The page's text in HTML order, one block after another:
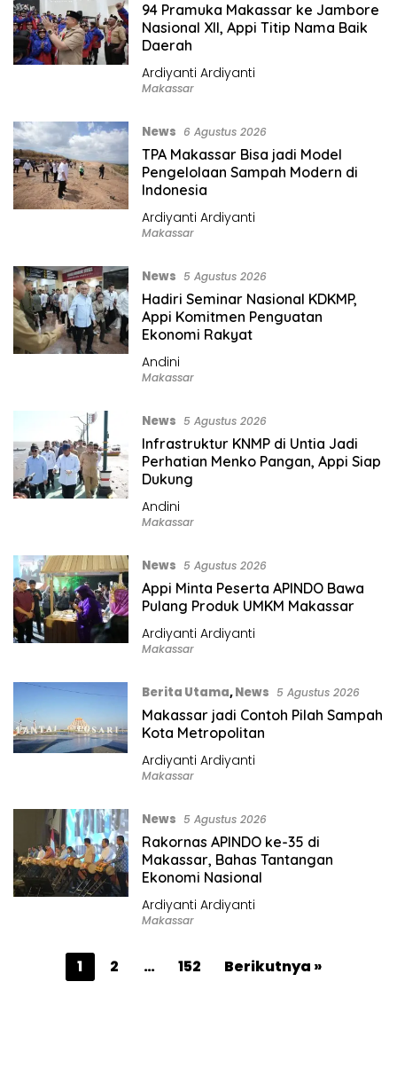
94 Pramuka Makassar ke Jambore
Nasional XII, Appi Titip Nama Baik
Daerah
Ardiyanti Ardiyanti
Makassar
News 6 Agustus 2026
TPA Makassar Bisa jadi Model
Pengelolaan Sampah Modern di
Indonesia
Ardiyanti Ardiyanti
Makassar
News 5 Agustus 2026
Hadiri Seminar Nasional KDKMP,
Appi Komitmen Penguatan
Ekonomi Rakyat
Andini
Makassar
News 5 Agustus 2026
Infrastruktur KNMP di Untia Jadi
Perhatian Menko Pangan, Appi Siap
Dukung
Andini
Makassar
News 5 Agustus 2026
Appi Minta Peserta APINDO Bawa
Pulang Produk UMKM Makassar
Ardiyanti Ardiyanti
Makassar
Berita Utama,News 5 Agustus 2026
Makassar jadi Contoh Pilah Sampah
Kota Metropolitan
Ardiyanti Ardiyanti
Makassar
News 5 Agustus 2026
Rakornas APINDO ke-35 di
Makassar, Bahas Tantangan
Ekonomi Nasional
Ardiyanti Ardiyanti
Makassar
1 2 … 152 Berikutnya »